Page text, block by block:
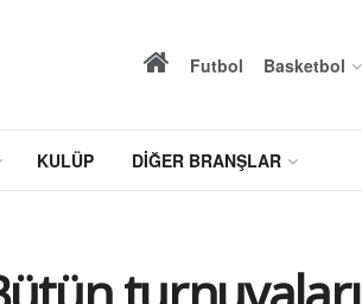
Futbol Basketbol
KULÜP DIĞER BRANŞLAR